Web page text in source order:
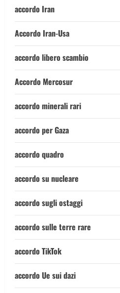
accordo Iran
Accordo Iran-Usa
accordo libero scambio
Accordo Mercosur
accordo minerali rari
accordo per Gaza
accordo quadro
accordo su nucleare
accordo sugli ostaggi
accordo sulle terre rare
accordo TikTok
accordo Ue sui dazi